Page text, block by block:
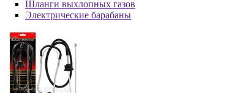
Шланги выхлопных газов
Электрические барабаны